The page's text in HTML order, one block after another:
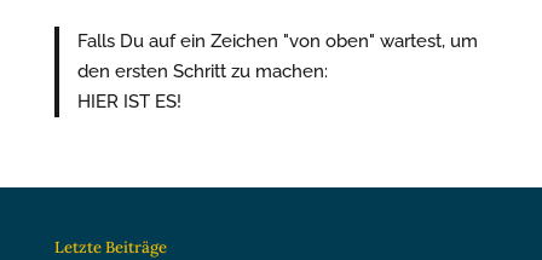
Falls Du auf ein Zeichen "von oben" wartest, um
den ersten Schritt zu machen:
HIER IST ES!
Letzte Beiträge